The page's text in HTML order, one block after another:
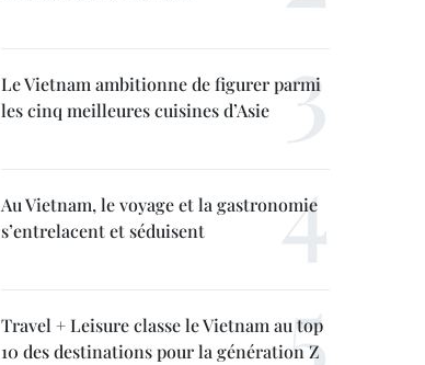
Le Vietnam ambitionne de figurer parmi
les cinq meilleures cuisines d’Asie
Au Vietnam, le voyage et la gastronomie
s’entrelacent et séduisent
Travel + Leisure classe le Vietnam au top
10 des destinations pour la génération Z